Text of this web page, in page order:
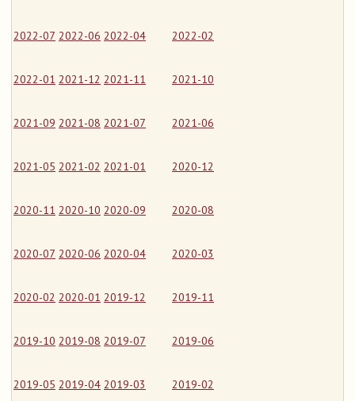
2022-07 2022-06 2022-04 2022-02
2022-01 2021-12 2021-11 2021-10
2021-09 2021-08 2021-07 2021-06
2021-05 2021-02 2021-01 2020-12
2020-11 2020-10 2020-09 2020-08
2020-07 2020-06 2020-04 2020-03
2020-02 2020-01 2019-12 2019-11
2019-10 2019-08 2019-07 2019-06
2019-05 2019-04 2019-03 2019-02